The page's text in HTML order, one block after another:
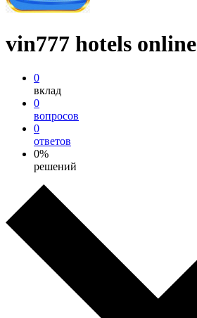
vin777 hotels online
0
вклад
0
вопросов
0
ответов
0%
решений